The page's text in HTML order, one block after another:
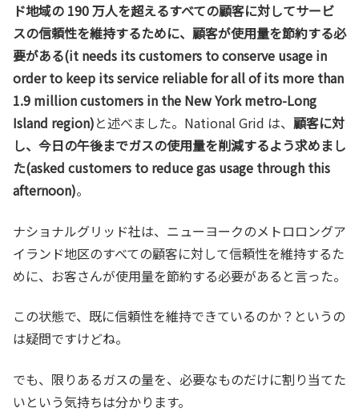
ド地域の 190 万人を超えるすべての顧客に対してサービ
スの信頼性を維持するために、顧客が使用量を節約する必
要がある(it needs its customers to conserve usage in
order to keep its service reliable for all of its more than
1.9 million customers in the New York metro-Long
Island region)と述べました。National Grid は、 顧客に対
し、今日の午後までガスの使用量を削減するよう求めまし
た(asked customers to reduce gas usage through this
afternoon)。
ナショナルグリッド社は、ニューヨークのメトロロングア
イランド地区のすべての顧客に対して信頼性を維持するた
めに、お客さんが使用量を節約する必要があると言った。
この状態で、既に信頼性を維持できているのか？というの
は疑問ですけどね。
でも、限りあるガスの量を、必要なものだけに割り当てた
いという気持ちは分かります。